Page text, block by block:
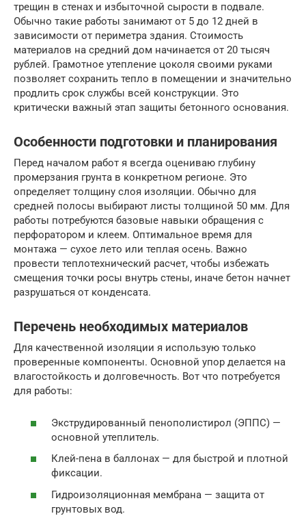
трещин в стенах и избыточной сырости в подвале.
Обычно такие работы занимают от 5 до 12 дней в
зависимости от периметра здания. Стоимость
материалов на средний дом начинается от 20 тысяч
рублей. Грамотное утепление цоколя своими руками
позволяет сохранить тепло в помещении и значительно
продлить срок службы всей конструкции. Это
критически важный этап защиты бетонного основания.
Особенности подготовки и планирования
Перед началом работ я всегда оцениваю глубину
промерзания грунта в конкретном регионе. Это
определяет толщину слоя изоляции. Обычно для
средней полосы выбирают листы толщиной 50 мм. Для
работы потребуются базовые навыки обращения с
перфоратором и клеем. Оптимальное время для
монтажа — сухое лето или теплая осень. Важно
провести теплотехнический расчет, чтобы избежать
смещения точки росы внутрь стены, иначе бетон начнет
разрушаться от конденсата.
Перечень необходимых материалов
Для качественной изоляции я использую только
проверенные компоненты. Основной упор делается на
влагостойкость и долговечность. Вот что потребуется
для работы:
Экструдированный пенополистирол (ЭППС) —
основной утеплитель.
Клей-пена в баллонах — для быстрой и плотной
фиксации.
Гидроизоляционная мембрана — защита от
грунтовых вод.